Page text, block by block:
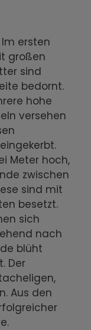
ersten
großen
sind
bedornt.
hohe
versehen
Meter hoch,
zwischen
sind mit
besetzt.
sich
nach
blüht
Der
Aus den